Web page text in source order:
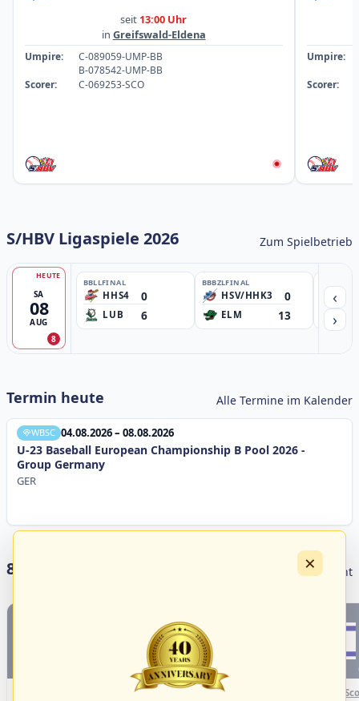
seit 13:00 Uhr
in Greifswald-Eldena
Umpire:
C-089059-UMP-BB
B-078542-UMP-BB
Scorer:
C-069253-SCO
Umpire:
Scorer:
S/HBV Ligaspiele 2026 Zum Spielbetrieb
SA
08
AUG
HEUTE
8
BBLLFINAL
HHS4 0
LUB 6
BBBZLFINAL
HSV/HHK3 0
ELM 13
‹
›
Termin heute Alle Termine im Kalender
WBSC 04.08.2026 – 08.08.2026
U-23 Baseball European Championship B Pool 2026 -
Group Germany
GER
8 Livestreams heute Livestream Übersicht
(F)
Box-Score
WBSC Europe
15:40 Uhr Box-
×